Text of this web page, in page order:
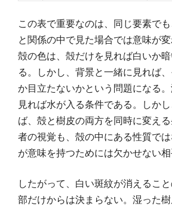
この表で重要なのは、同じ要素で
と関係の中で見た場合では意味が変
殻の色は、殻だけを見れば白いか
る。しかし、背景と一緒に見れば
か目立たないかという問題になる
見れば水が入る条件である。しか
ば、殻と樹皮の両方を同時に変え
者の視覚も、殻の中にある性質で
が意味を持つためには欠かせない相
したがって、白い斑紋が消えるこ
部だけからは決まらない。湿った